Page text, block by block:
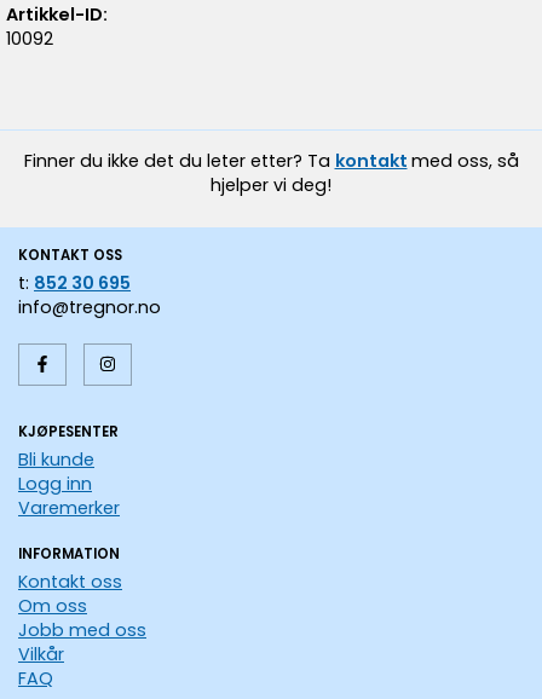
Artikkel-ID:
10092
Finner du ikke det du leter etter? Ta kontakt med oss, så
hjelper vi deg!
KONTAKT OSS
t: 852 30 695
info@tregnor.no
KJØPESENTER
Bli kunde
Logg inn
Varemerker
INFORMATION
Kontakt oss
Om oss
Jobb med oss
Vilkår
FAQ